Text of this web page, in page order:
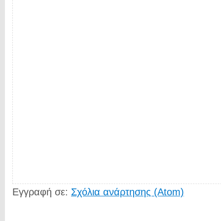
Εγγραφή σε: Σχόλια ανάρτησης (Atom)